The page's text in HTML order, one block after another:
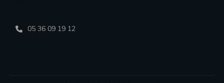
05 36 09 19 12